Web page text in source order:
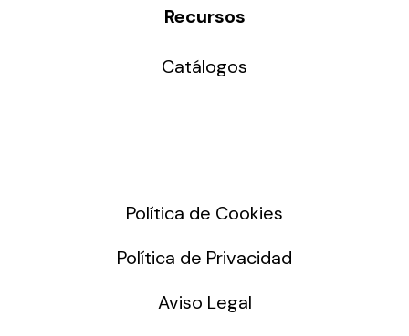
Recursos
Catálogos
Política de Cookies
Política de Privacidad
Aviso Legal